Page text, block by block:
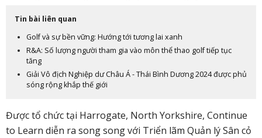
Tin bài liên quan
Golf và sự bền vững: Hướng tới tương lai xanh
R&A: Số lượng người tham gia vào môn thể thao golf tiếp tục
tăng
Giải Vô địch Nghiệp dư Châu Á - Thái Bình Dương 2024 được phủ
sóng rộng khắp thế giới
Được tổ chức tại Harrogate, North Yorkshire, Continue
to Learn diễn ra song song với Triển lãm Quản lý Sân cỏ